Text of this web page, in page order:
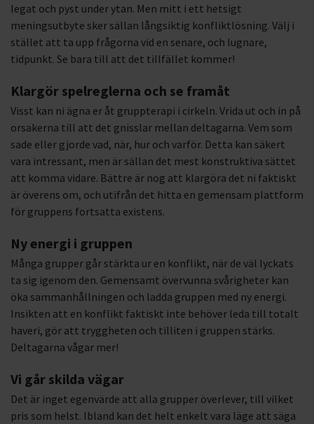
legat och pyst under ytan. Men mitt i ett hetsigt
meningsutbyte sker sällan långsiktig konfliktlösning. Välj i
stället att ta upp frågorna vid en senare, och lugnare,
tidpunkt. Se bara till att det tillfället kommer!
Klargör spelreglerna och se framåt
Visst kan ni ägna er åt gruppterapi i cirkeln. Vrida ut och in på
orsakerna till att det gnisslar mellan deltagarna. Vem som
sade eller gjorde vad, när, hur och varför. Detta kan säkert
vara intressant, men är sällan det mest konstruktiva sättet
att komma vidare. Bättre är nog att klargöra det ni faktiskt
är överens om, och utifrån det hitta en gemensam plattform
för gruppens fortsatta existens.
Ny energi i gruppen
Många grupper går stärkta ur en konflikt, när de väl lyckats
ta sig igenom den. Gemensamt övervunna svårigheter kan
öka sammanhållningen och ladda gruppen med ny energi.
Insikten att en konflikt faktiskt inte behöver leda till totalt
haveri, gör att tryggheten och tilliten i gruppen stärks.
Deltagarna vågar mer!
Vi går skilda vägar
Det är inget egenvärde att alla grupper överlever, till vilket
pris som helst. Ibland kan det helt enkelt vara läge att säga